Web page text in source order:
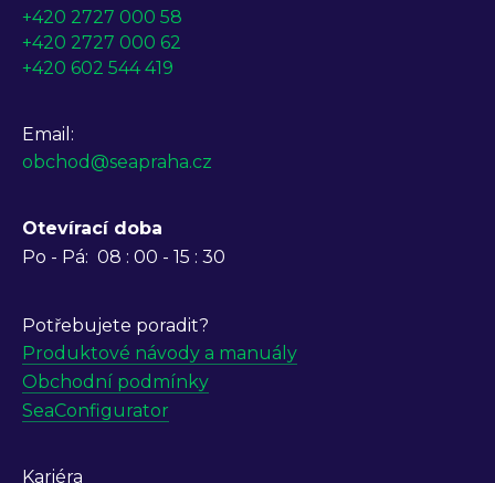
+420 2727 000 58
+420 2727 000 62
+420 602 544 419
Email:
obchod@seapraha.cz
Otevírací doba
Po - Pá: 08 : 00 - 15 : 30
Potřebujete poradit?
Produktové návody a manuály
Obchodní podmínky
SeaConfigurator
Kariéra